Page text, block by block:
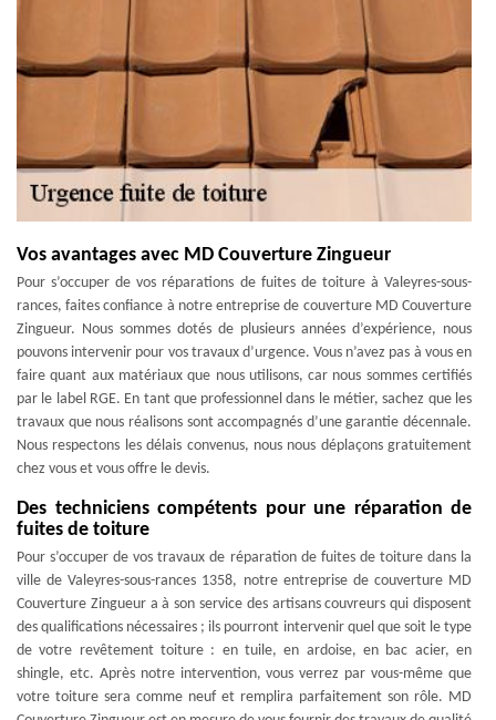
Vos avantages avec MD Couverture Zingueur
Pour s’occuper de vos réparations de fuites de toiture à Valeyres-sous-
rances, faites confiance à notre entreprise de couverture MD Couverture
Zingueur. Nous sommes dotés de plusieurs années d’expérience, nous
pouvons intervenir pour vos travaux d’urgence. Vous n’avez pas à vous en
faire quant aux matériaux que nous utilisons, car nous sommes certifiés
par le label RGE. En tant que professionnel dans le métier, sachez que les
travaux que nous réalisons sont accompagnés d’une garantie décennale.
Nous respectons les délais convenus, nous nous déplaçons gratuitement
chez vous et vous offre le devis.
Des techniciens compétents pour une réparation de
fuites de toiture
Pour s’occuper de vos travaux de réparation de fuites de toiture dans la
ville de Valeyres-sous-rances 1358, notre entreprise de couverture MD
Couverture Zingueur a à son service des artisans couvreurs qui disposent
des qualifications nécessaires ; ils pourront intervenir quel que soit le type
de votre revêtement toiture : en tuile, en ardoise, en bac acier, en
shingle, etc. Après notre intervention, vous verrez par vous-même que
votre toiture sera comme neuf et remplira parfaitement son rôle. MD